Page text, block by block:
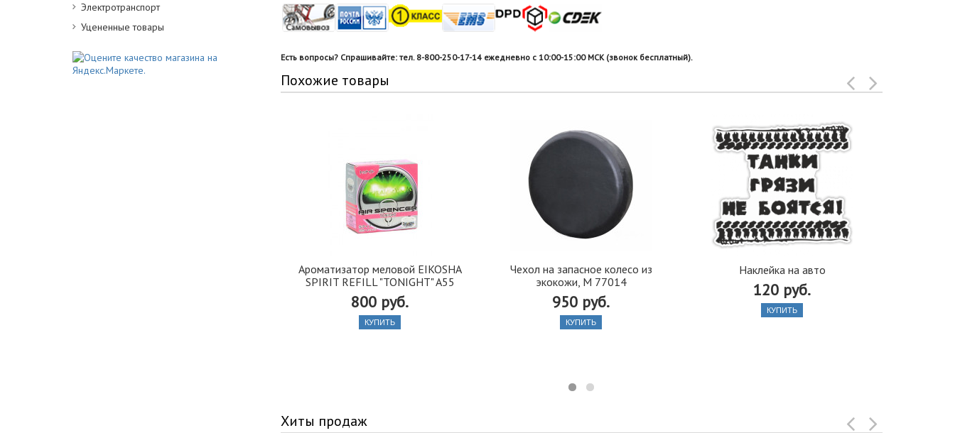
Электротранспорт
Уцененные товары
Есть вопросы? Спрашивайте: тел. 8-800-250-17-14 ежедневно с 10:00-15:00 МСК (звонок бесплатный).
Похожие товары
Ароматизатор меловой EIKOSHA
SPIRIT REFILL "TONIGHT" A55
800 руб.
КУПИТЬ
Чехол на запасное колесо из
экокожи, M 77014
950 руб.
КУПИТЬ
Наклейка на авто
120 руб.
КУПИТЬ
Хиты продаж